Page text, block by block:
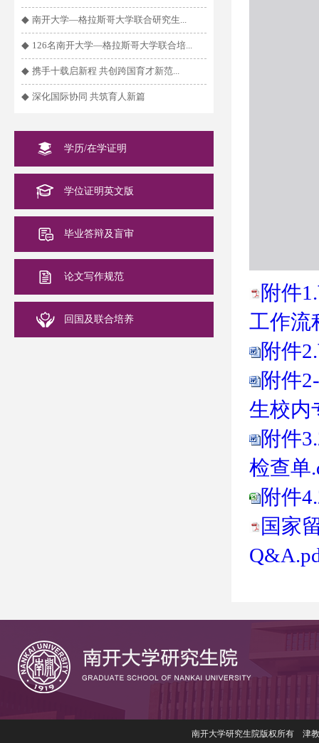
◆ 南开大学—格拉斯哥大学联合研究生...
◆ 126名南开大学—格拉斯哥大学联合培...
◆ 携手十载启新程 共创跨国育才新范...
◆ 深化国际协同 共筑育人新篇
学历/在学证明
学位证明英文版
毕业答辩及盲审
论文写作规范
回国及联合培养
附件
工作流
附件
附件
生校内
附件
检查单
附件
国家
南开大学研究生院版权所有 津